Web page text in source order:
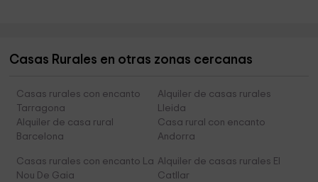
Casas Rurales en otras zonas cercanas
Casas rurales con encanto
Tarragona
Alquiler de casas rurales
Lleida
Alquiler de casa rural
Barcelona
Casa rural con encanto
Andorra
Casas rurales con encanto La
Nou De Gaia
Alquiler de casas rurales El
Catllar